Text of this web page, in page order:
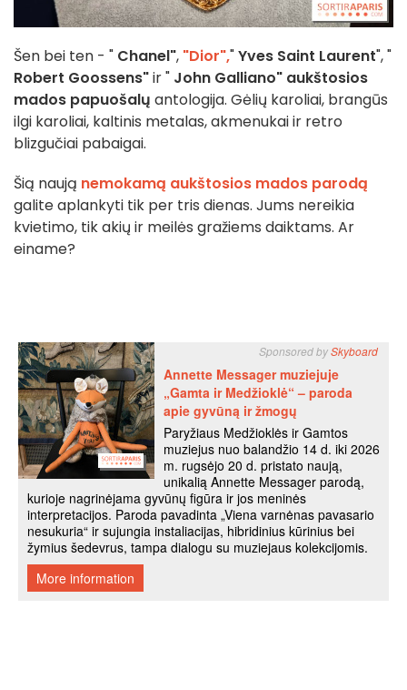
Šen bei ten - " Chanel", "Dior","Yves Saint Laurent", "
Robert Goossens"ir " John Galliano" aukštosios
mados papuošalų antologija. Gėlių karoliai, brangūs
ilgi karoliai, kaltinis metalas, akmenukai ir retro
blizgučiai pabaigai.
Šią naują nemokamą aukštosios mados parodą
galite aplankyti tik per tris dienas. Jums nereikia
kvietimo, tik akių ir meilės gražiems daiktams. Ar
einame?